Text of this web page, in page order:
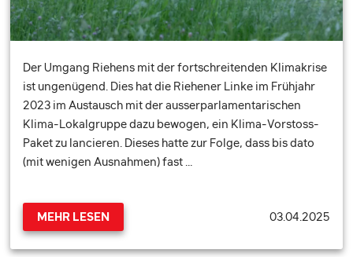
Der Umgang Riehens mit der fortschreitenden Klimakrise
ist ungenügend. Dies hat die Riehener Linke im Frühjahr
2023 im Austausch mit der ausserparlamentarischen
Klima-Lokalgruppe dazu bewogen, ein Klima-Vorstoss-
Paket zu lancieren. Dieses hatte zur Folge, dass bis dato
(mit wenigen Ausnahmen) fast …
MEHR LESEN 03.04.2025